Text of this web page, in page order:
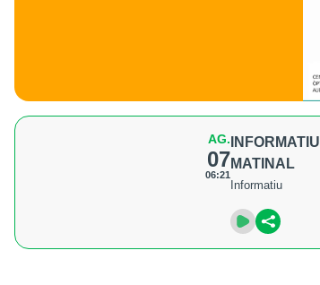
AG.
07
06:21
INFORMATIU
MATINAL
Informatiu